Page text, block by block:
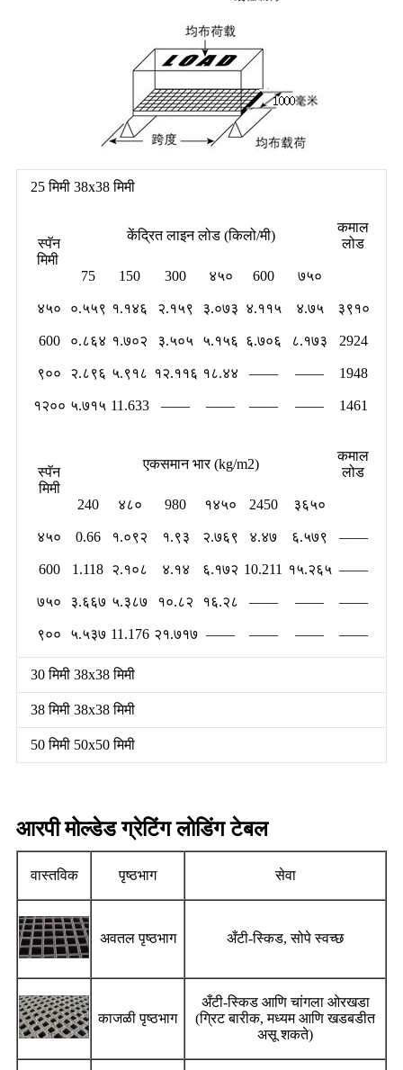
25 मिमी 38x38 मिमी
स्पॅन
मिमी
केंद्रित लाइन लोड (किलो/मी)
कमाल
लोड
75 150 300 ४५० 600 ७५०
४५० ०.५५९ १.१४६ २.१५९ ३.०७३ ४.११५ ४.७५ ३९१०
600 ०.८६४ १.७०२ ३.५०५ ५.१५६ ६.७०६ ८.१७३ 2924
९०० २.८९६ ५.९१८ १२.११६ १८.४४ —— —— 1948
१२०० ५.७१५ 11.633 —— —— —— —— 1461
स्पॅन
मिमी
एकसमान भार (kg/m2)
कमाल
लोड
240 ४८० 980 १४५० 2450 ३६५०
४५० 0.66 १.०९२ १.९३ २.७६९ ४.४७ ६.५७९ ——
600 1.118 २.१०८ ४.१४ ६.१७२ 10.211 १५.२६५ ——
७५० ३.६६७ ५.३८७ १०.८२ १६.२८ —— —— ——
९०० ५.५३७ 11.176 २१.७१७ —— —— —— ——
30 मिमी 38x38 मिमी
38 मिमी 38x38 मिमी
50 मिमी 50x50 मिमी
आरपी मोल्डेड ग्रेटिंग लोडिंग टेबल
वास्तविक पृष्ठभाग सेवा
अवतल पृष्ठभाग अँटी-स्किड, सोपे स्वच्छ
काजळी पृष्ठभाग
अँटी-स्किड आणि चांगला ओरखडा
(ग्रिट बारीक, मध्यम आणि खडबडीत
असू शकते)